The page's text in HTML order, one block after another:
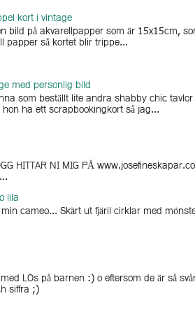
kort i vintage
bild på akvarellpapper som är 15x15cm,
papper så kortet blir trippe...
med personlig bild
som beställt lite andra shabby chic
ha ett scrapbookingkort så jag...
HITTAR NI MIG PÅ
lila
cameo... Skärt ut fjäril cirklar med
LOs på barnen :) o eftersom de är så
siffra ;)